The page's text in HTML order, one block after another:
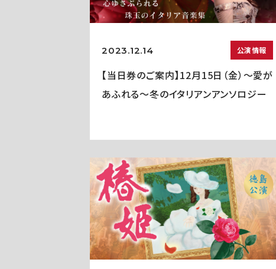
2023.12.14 公演情報
【当日券のご案内】12月15日（金）～愛が
あふれる～冬のイタリアンアンソロジー